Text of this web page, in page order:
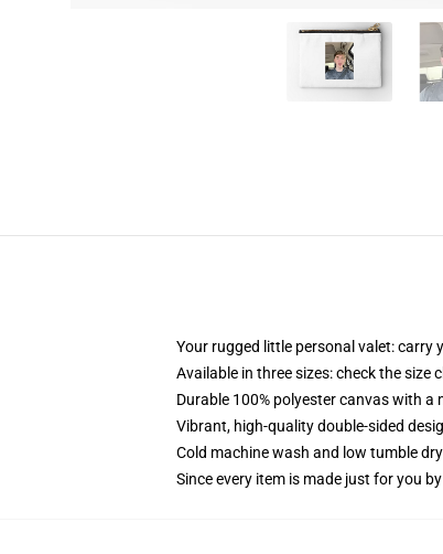
Your rugged little personal valet: carry
Available in three sizes: check the
Durable 100% polyester canvas with
Vibrant, high-quality double-sided
Cold machine wash and low tumble dry
Since every item is made just for you